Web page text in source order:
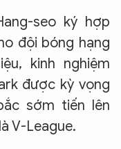
seo ký hợp
đội bóng hạng
kinh nghiệm
được kỳ vọng
sớm tiến lên
V-League.